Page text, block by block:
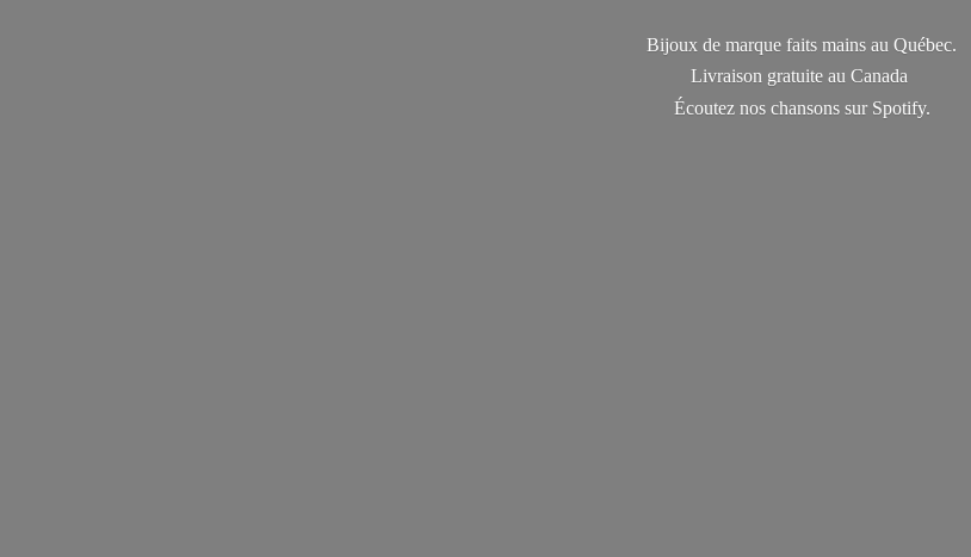
Bijoux de marque faits mains au Québec.
Livraison gratuite au Canada
Écoutez nos chansons sur Spotify.